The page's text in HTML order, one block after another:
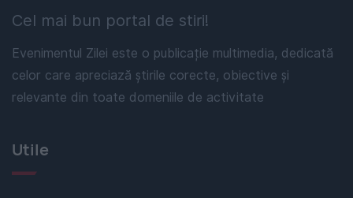
Cel mai bun portal de stiri!
Evenimentul Zilei este o publicație multimedia, dedicată
celor care apreciază știrile corecte, obiective și
relevante din toate domeniile de activitate
Utile